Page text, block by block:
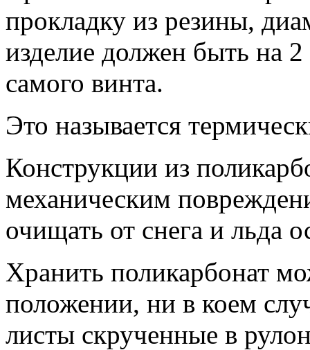
прокладку из резины,
изделие должен быть на
самого винта.
Это называется
Конструкции из
механическим
очищать от снега и льда
Хранить поликарбонат
положении, ни в коем
листы скрученные в